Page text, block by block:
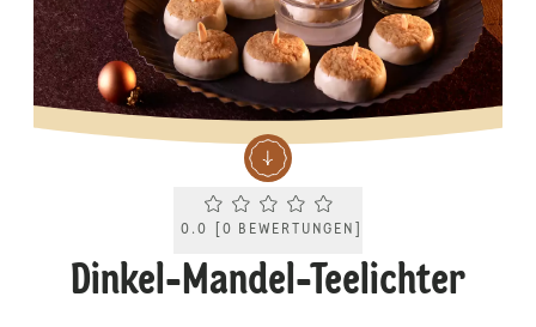
Current rating 0.0. Click to rate.
0.0 0 BEWERTUNGEN
Dinkel-Mandel-Teelichter